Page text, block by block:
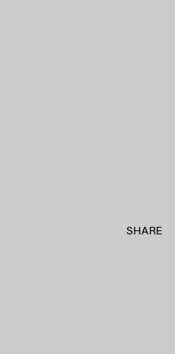
SHARE